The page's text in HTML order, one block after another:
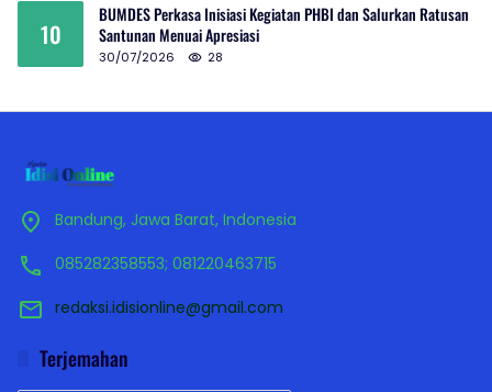
10
BUMDES Perkasa Inisiasi Kegiatan PHBI dan Salurkan Ratusan
Santunan Menuai Apresiasi
30/07/2026 28
Bandung, Jawa Barat, Indonesia
085282358553; 081220463715
redaksi.idisionline@gmail.com
Terjemahan